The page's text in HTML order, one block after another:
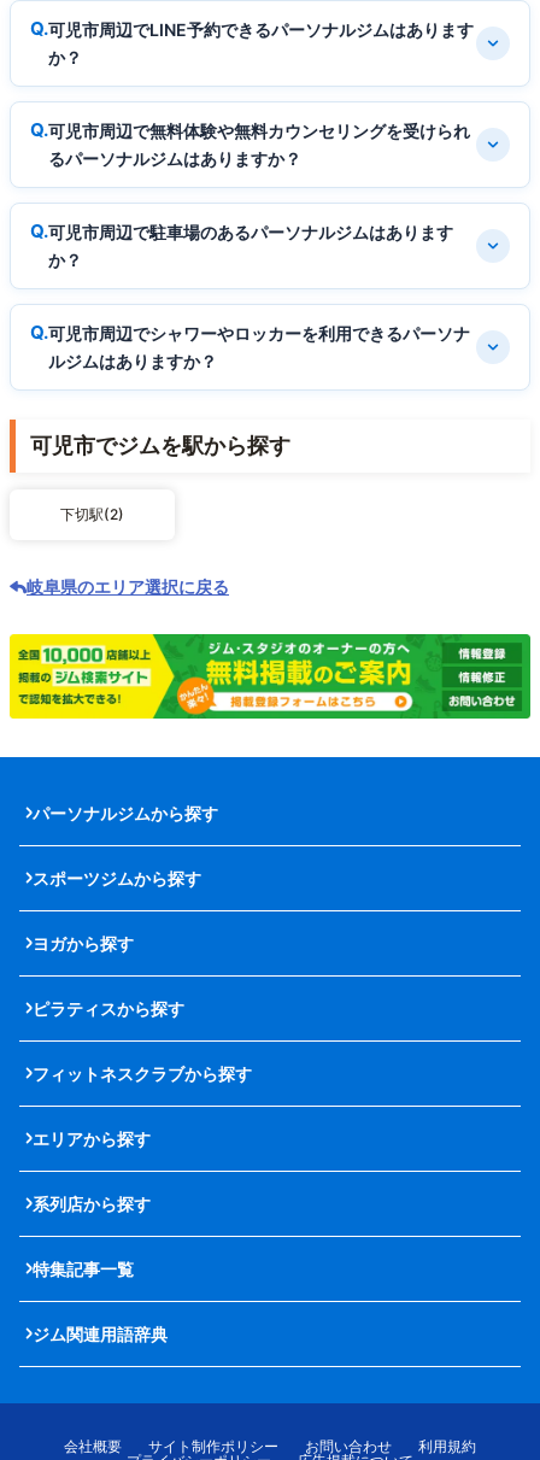
可児市周辺でLINE予約できるパーソナルジムはあります
か？
可児市周辺で無料体験や無料カウンセリングを受けられ
るパーソナルジムはありますか？
可児市周辺で駐車場のあるパーソナルジムはあります
か？
可児市周辺でシャワーやロッカーを利用できるパーソナ
ルジムはありますか？
可児市でジムを駅から探す
下切駅(2)
岐阜県のエリア選択に戻る
パーソナルジムから探す
スポーツジムから探す
ヨガから探す
ピラティスから探す
フィットネスクラブから探す
エリアから探す
系列店から探す
特集記事一覧
ジム関連用語辞典
会社概要 サイト制作ポリシー お問い合わせ
利用規約